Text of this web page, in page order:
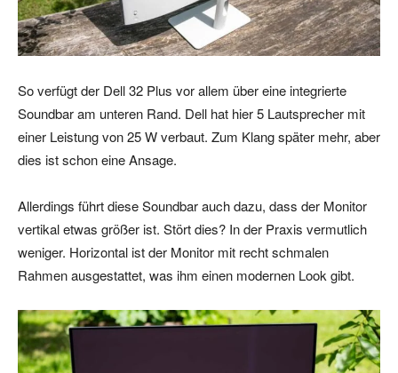
So verfügt der Dell 32 Plus vor allem über eine integrierte
Soundbar am unteren Rand. Dell hat hier 5 Lautsprecher mit
einer Leistung von 25 W verbaut. Zum Klang später mehr, aber
dies ist schon eine Ansage.
Allerdings führt diese Soundbar auch dazu, dass der Monitor
vertikal etwas größer ist. Stört dies? In der Praxis vermutlich
weniger. Horizontal ist der Monitor mit recht schmalen
Rahmen ausgestattet, was ihm einen modernen Look gibt.